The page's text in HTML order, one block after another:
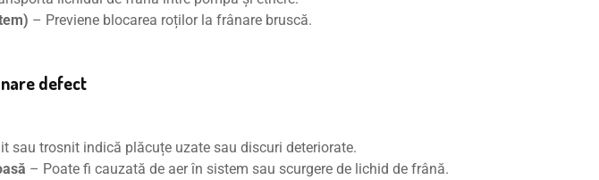
– Previene blocarea roților la frânare bruscă.
defect
sau trosnit indică plăcuțe uzate sau discuri deteriorate.
– Poate fi cauzată de aer în sistem sau scurgere de lichid de frână.